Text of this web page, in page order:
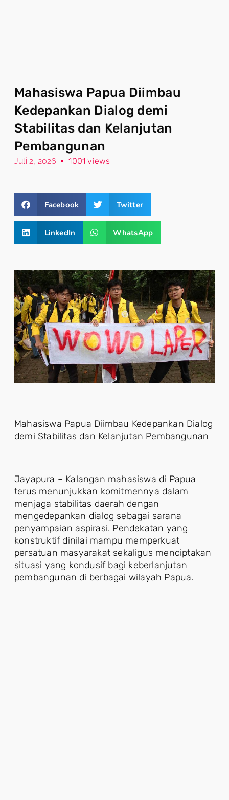
Mahasiswa Papua Diimbau
Kedepankan Dialog demi
Stabilitas dan Kelanjutan
Pembangunan
Juli 2, 2026 1001 views
Facebook Twitter
LinkedIn WhatsApp
Mahasiswa Papua Diimbau Kedepankan Dialog
demi Stabilitas dan Kelanjutan Pembangunan
Jayapura – Kalangan mahasiswa di Papua
terus menunjukkan komitmennya dalam
menjaga stabilitas daerah dengan
mengedepankan dialog sebagai sarana
penyampaian aspirasi. Pendekatan yang
konstruktif dinilai mampu memperkuat
persatuan masyarakat sekaligus menciptakan
situasi yang kondusif bagi keberlanjutan
pembangunan di berbagai wilayah Papua.